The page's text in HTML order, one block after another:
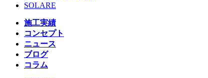
SOLARE
施工実績
コンセプト
ニュース
ブログ
コラム